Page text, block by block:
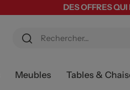
DES OFFRES
Meubles Tables &